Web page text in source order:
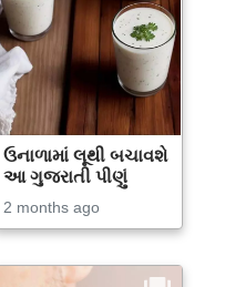
ઉનાળામાં લૂથી બચાવશે
આ ગુજરાતી પીણું
2 months ago